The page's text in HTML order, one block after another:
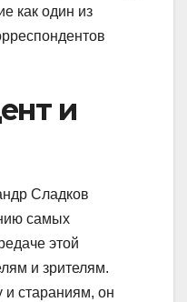
как один из
и
Сладков
самых
этой
и зрителям.
и стараниям, он